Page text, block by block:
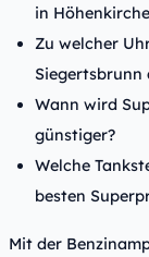
in
Zu welcher
Siegertsbrunn
Wann wird
günstiger?
Welche
besten
Mit der